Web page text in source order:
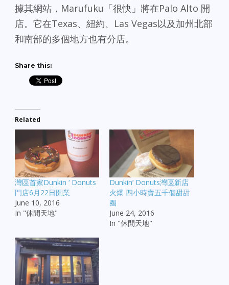
據其網站，Marufuku「很快」將在Palo Alto 開
店。它在Texas、紐約、Las Vegas以及加州北部
和南部的多個地方也有分店。
Share this:
Related
灣區首家Dunkin ‘ Donuts
門店6月22日開業
June 10, 2016
In "休閒天地"
Dunkin’ Donuts灣區新店
火爆 四小時賣五千個甜甜
圈
June 24, 2016
In "休閒天地"